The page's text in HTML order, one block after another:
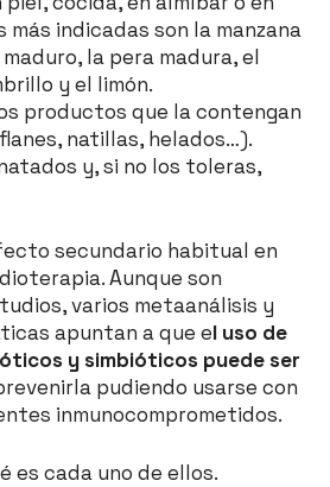
más indicadas son la manzana
la pera madura, el
y el limón.
productos que la contengan
natillas, helados…).
y, si no los toleras,
secundario habitual en
Aunque son
varios metaanálisis y
apuntan a que el uso de
y simbióticos puede ser
pudiendo usarse con
inmunocomprometidos.
es cada uno de ellos.